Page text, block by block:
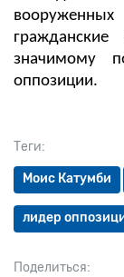
Теги:
Моис Катумби
лидер
Поделиться:
значимому
оппозиции.